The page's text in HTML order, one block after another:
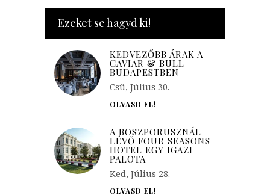
Ezeket se hagyd ki!
KEDVEZŐBB ÁRAK A
CAVIAR & BULL
BUDAPESTBEN
Csü, Július 30.
OLVASD EL!
A BOSZPORUSZNÁL
LÉVŐ FOUR SEASONS
HOTEL EGY IGAZI
PALOTA
Ked, Július 28.
OLVASD EL!